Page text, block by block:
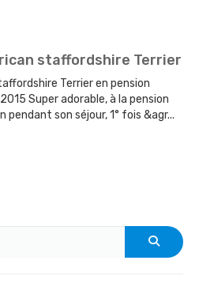
staffordshire Terrier
Terrier en pension
Super adorable, à la pension
pendant son séjour, 1° fois &agr...